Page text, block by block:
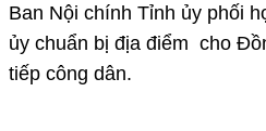
​Ban Nội chính Tỉnh ủy phối
ủy chuẩn bị địa điểm cho
tiếp công dân.